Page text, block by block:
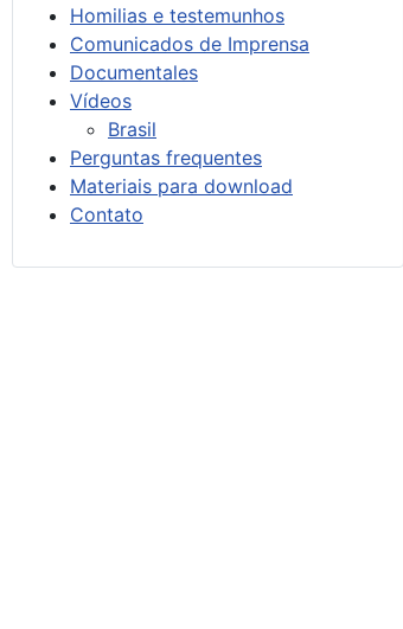
Homilias e testemunhos
Comunicados de Imprensa
Documentales
Vídeos
Brasil
Perguntas frequentes
Materiais para download
Contato